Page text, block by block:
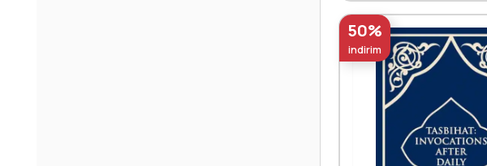
50%
indirim